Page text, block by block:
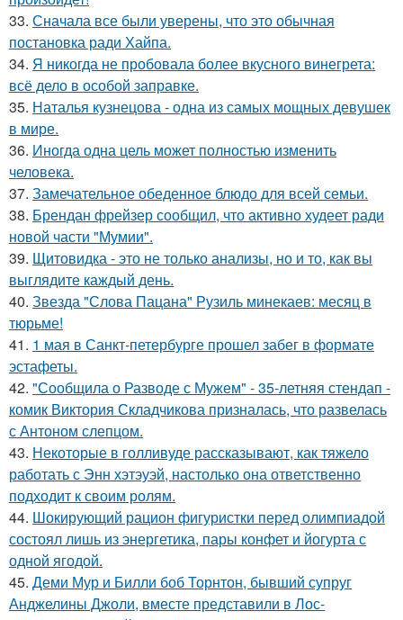
33. Сначала все были уверены, что это обычная
постановка ради Хайпа.
34. Я никогда не пробовала более вкусного винегрета:
всё дело в особой заправке.
35. Наталья кузнецова - одна из самых мощных девушек
в мире.
36. Иногда одна цель может полностью изменить
человека.
37. Замечательное обеденное блюдо для всей семьи.
38. Брендан фрейзер сообщил, что активно худеет ради
новой части "Мумии".
39. Щитовидка - это не только анализы, но и то, как вы
выглядите каждый день.
40. Звезда "Слова Пацана" Рузиль минекаев: месяц в
тюрьме!
41. 1 мая в Санкт-петербурге прошел забег в формате
эстафеты.
42. "Сообщила о Разводе с Мужем" - 35-летняя стендап -
комик Виктория Складчикова призналась, что развелась
с Антоном слепцом.
43. Некоторые в голливуде рассказывают, как тяжело
работать с Энн хэтэуэй, настолько она ответственно
подходит к своим ролям.
44. Шокирующий рацион фигуристки перед олимпиадой
состоял лишь из энергетика, пары конфет и йогурта с
одной ягодой.
45. Деми Мур и Билли боб Торнтон, бывший супруг
Анджелины Джоли, вместе представили в Лос-